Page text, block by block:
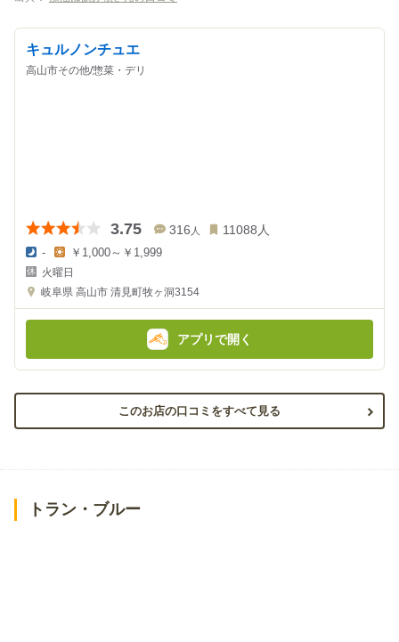
キュルノンチュエ
高山市その他/惣菜・デリ
3.75 316 人 11088人
夜
の
金
-
昼
の
金
額
￥1,000～￥1,999
火曜日
岐阜県 高山市 清見町牧ヶ洞3154
アプリで開く
このお店の口コミをすべて見る
トラン・ブルー